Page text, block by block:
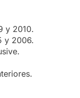
y 2010.
y 2006.